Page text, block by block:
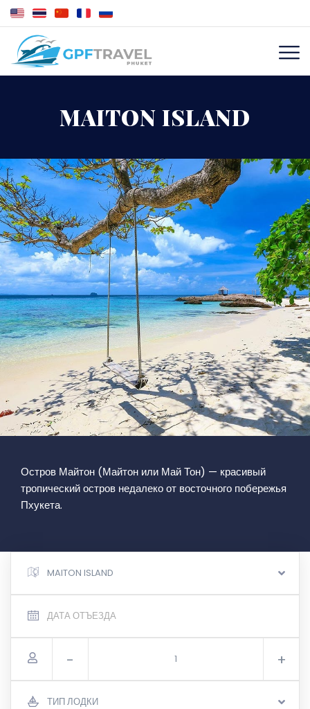
MAITON ISLAND
Остров Майтон (Майтон или Май Тон) — красивый
тропический остров недалеко от восточного побережья
Пхукета.
MAITON ISLAND
- +
ТИП ЛОДКИ